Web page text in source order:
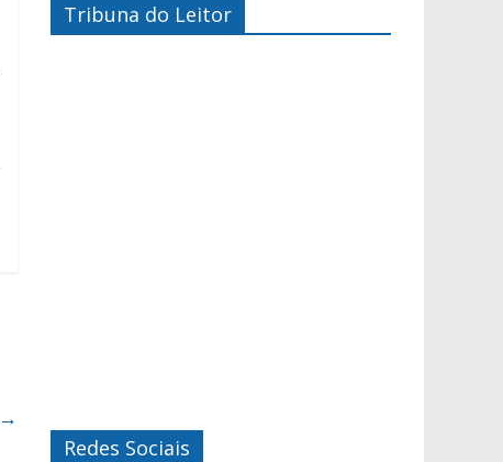
→
Tribuna do Leitor
Redes Sociais